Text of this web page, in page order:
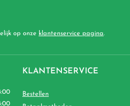
op onze klantenservice pagina.
KLANTENSERVICE
Bestellen